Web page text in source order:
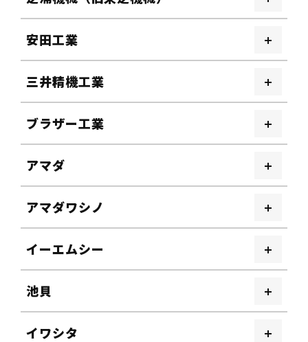
安田工業
三井精機工業
ブラザー工業
アマダ
アマダワシノ
イーエムシー
池貝
イワシタ